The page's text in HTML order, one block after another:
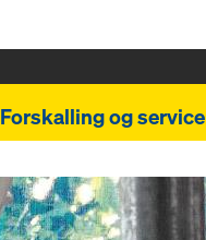
Forskalling og service